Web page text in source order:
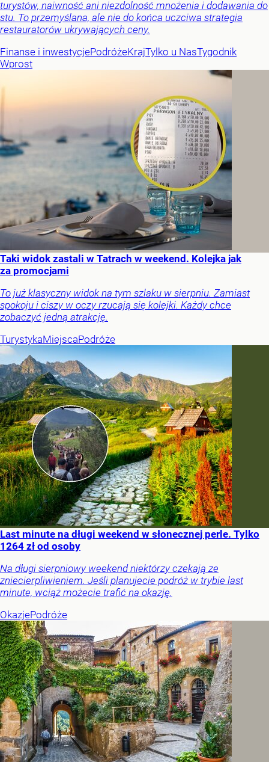
turystów, naiwność ani niezdolność mnożenia i dodawania do
stu. To przemyślana, ale nie do końca uczciwa strategia
restauratorów ukrywających ceny.
Finanse i inwestycjePodróżeKrajTylko u NasTygodnik
Wprost
Taki widok zastali w Tatrach w weekend. Kolejka jak
za promocjami
To już klasyczny widok na tym szlaku w sierpniu. Zamiast
spokoju i ciszy w oczy rzucają się kolejki. Każdy chce
zobaczyć jedną atrakcję.
TurystykaMiejscaPodróże
Last minute na długi weekend w słonecznej perle. Tylko
1264 zł od osoby
Na długi sierpniowy weekend niektórzy czekają ze
zniecierpliwieniem. Jeśli planujecie podróż w trybie last
minute, wciąż możecie trafić na okazję.
OkazjePodróże